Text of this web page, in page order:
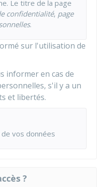
Le titre de la page
confidentialité, page
.
sur l'utilisation de
informer en cas de
s'il y a un
et libertés.
vos données
?